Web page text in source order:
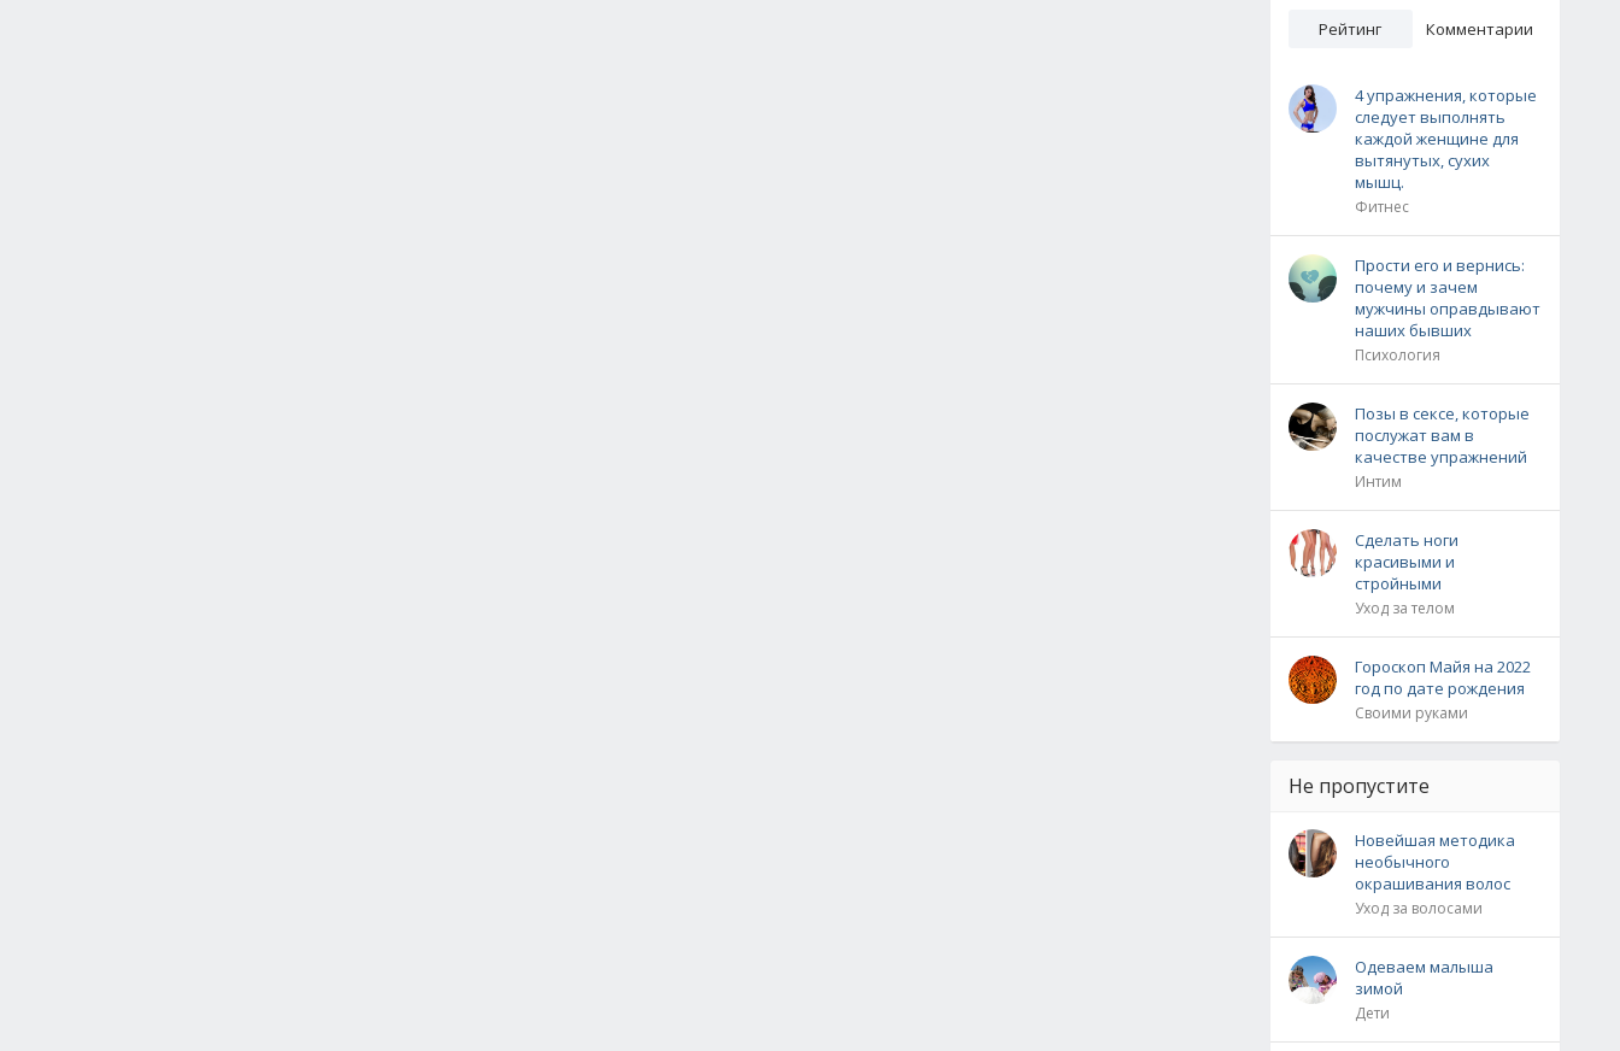
Рейтинг Комментарии
4 упражнения, которые
следует выполнять
каждой женщине для
вытянутых, сухих
мышц.
Фитнес
Прости его и вернись:
почему и зачем
мужчины оправдывают
наших бывших
Психология
Позы в сексе, которые
послужат вам в
качестве упражнений
Интим
Сделать ноги
красивыми и
стройными
Уход за телом
Гороскоп Майя на 2022
год по дате рождения
Своими руками
Не пропустите
Новейшая методика
необычного
окрашивания волос
Уход за волосами
Одеваем малыша
зимой
Дети